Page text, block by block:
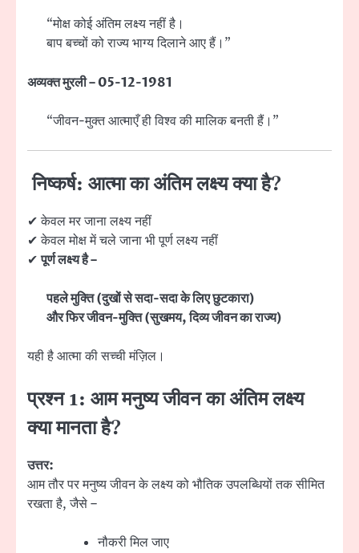
“मोक्ष कोई अंतिम लक्ष्य नहीं है।
बाप बच्चों को राज्य भाग्य दिलाने आए हैं।”
अव्यक्त मुरली – 05-12-1981
“जीवन-मुक्त आत्माएँ ही विश्व की मालिक बनती हैं।”
निष्कर्ष: आत्मा का अंतिम लक्ष्य क्या है?
✔ केवल मर जाना लक्ष्य नहीं
✔ केवल मोक्ष में चले जाना भी पूर्ण लक्ष्य नहीं
✔पूर्ण लक्ष्य है –
पहले मुक्ति (दुखों से सदा-सदा के लिए छुटकारा)
और फिर जीवन-मुक्ति (सुखमय, दिव्य जीवन का राज्य)
यही है आत्मा की सच्ची मंज़िल।
प्रश्न 1: आम मनुष्य जीवन का अंतिम लक्ष्य
क्या मानता है?
उत्तर:
आम तौर पर मनुष्य जीवन के लक्ष्य को भौतिक उपलब्धियों तक सीमित
रखता है, जैसे –
नौकरी मिल जाए